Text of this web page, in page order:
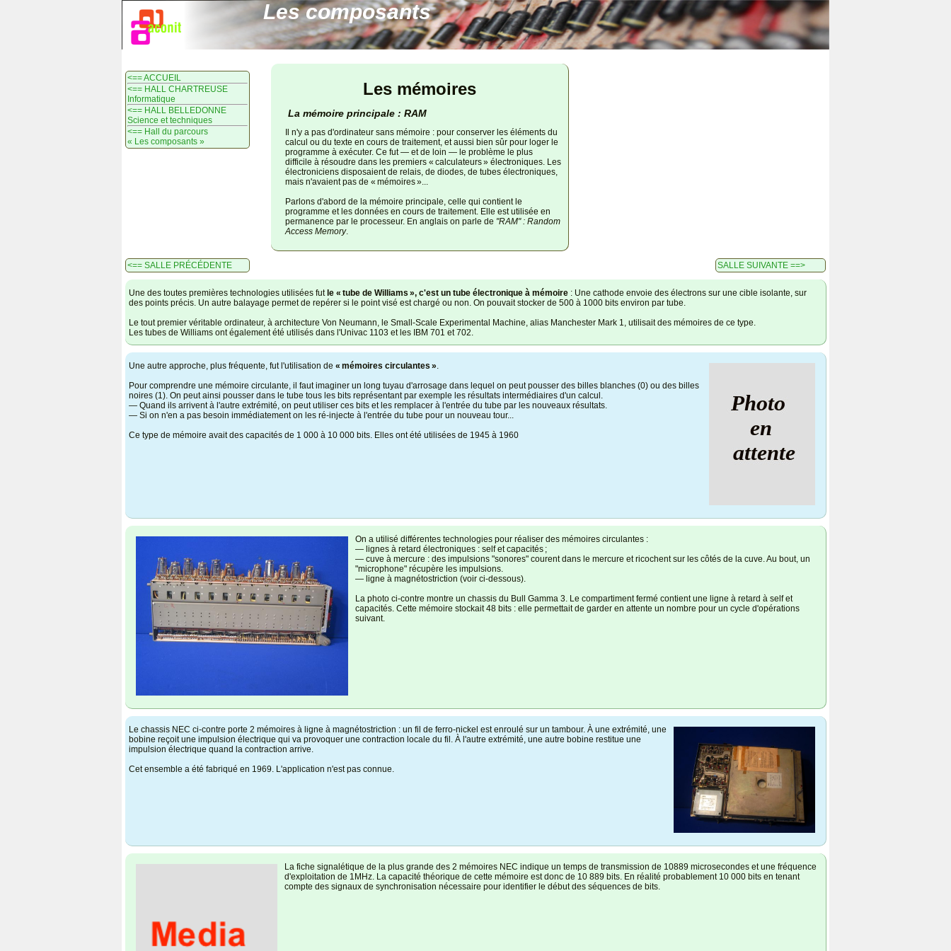
Les composants
<== ACCUEIL
<== HALL CHARTREUSE
Informatique
<== HALL BELLEDONNE
Science et techniques
<== Hall du parcours
« Les composants »
Les mémoires
La mémoire principale : RAM
Il n'y a pas d'ordinateur sans mémoire : pour conserver les éléments du
calcul ou du texte en cours de traitement, et aussi bien sûr pour loger le
programme à exécuter. Ce fut — et de loin — le problème le plus
difficile à résoudre dans les premiers « calculateurs » électroniques. Les
électroniciens disposaient de relais, de diodes, de tubes électroniques,
mais n'avaient pas de « mémoires »...
Parlons d'abord de la mémoire principale, celle qui contient le
programme et les données en cours de traitement. Elle est utilisée en
permanence par le processeur. En anglais on parle de "RAM" : Random
Access Memory.
SALLE SUIVANTE ==>
<== SALLE PRÉCÉDENTE
Une des toutes premières technologies utilisées fut le « tube de Williams », c'est un tube électronique à mémoire : Une cathode envoie des électrons sur une cible isolante, sur
des points précis. Un autre balayage permet de repérer si le point visé est chargé ou non. On pouvait stocker de 500 à 1000 bits environ par tube.
Le tout premier véritable ordinateur, à architecture Von Neumann, le Small-Scale Experimental Machine, alias Manchester Mark 1, utilisait des mémoires de ce type.
Les tubes de Williams ont également été utilisés dans l'Univac 1103 et les IBM 701 et 702.
Une autre approche, plus fréquente, fut l'utilisation de « mémoires circulantes ».
Pour comprendre une mémoire circulante, il faut imaginer un long tuyau d'arrosage dans lequel on peut pousser des billes blanches (0) ou des billes
noires (1). On peut ainsi pousser dans le tube tous les bits représentant par exemple les résultats intermédiaires d'un calcul.
— Quand ils arrivent à l'autre extrémité, on peut utiliser ces bits et les remplacer à l'entrée du tube par les nouveaux résultats.
— Si on n'en a pas besoin immédiatement on les ré-injecte à l'entrée du tube pour un nouveau tour...
Ce type de mémoire avait des capacités de 1 000 à 10 000 bits. Elles ont été utilisées de 1945 à 1960
On a utilisé différentes technologies pour réaliser des mémoires circulantes :
— lignes à retard électroniques : self et capacités ;
— cuve à mercure : des impulsions "sonores" courent dans le mercure et ricochent sur les côtés de la cuve. Au bout, un
"microphone" récupère les impulsions.
— ligne à magnétostriction (voir ci-dessous).
La photo ci-contre montre un chassis du Bull Gamma 3. Le compartiment fermé contient une ligne à retard à self et
capacités. Cette mémoire stockait 48 bits : elle permettait de garder en attente un nombre pour un cycle d'opérations
suivant.
Le chassis NEC ci-contre porte 2 mémoires à ligne à magnétostriction : un fil de ferro-nickel est enroulé sur un tambour. À une extrémité, une
bobine reçoit une impulsion électrique qui va provoquer une contraction locale du fil. À l'autre extrémité, une autre bobine restitue une
impulsion électrique quand la contraction arrive.
Cet ensemble a été fabriqué en 1969. L'application n'est pas connue.
La fiche signalétique de la plus grande des 2 mémoires NEC indique un temps de transmission de 10889 microsecondes et une fréquence
d'exploitation de 1MHz. La capacité théorique de cette mémoire est donc de 10 889 bits. En réalité probablement 10 000 bits en tenant
compte des signaux de synchronisation nécessaire pour identifier le début des séquences de bits.